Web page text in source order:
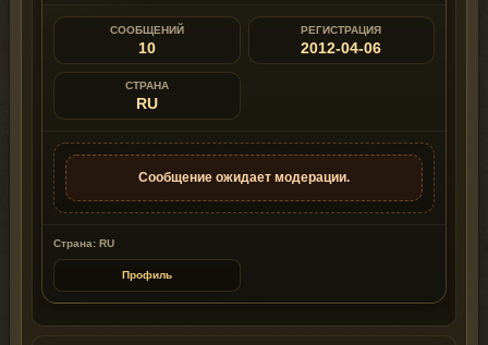
СООБЩЕНИЙ
10
РЕГИСТРАЦИЯ
2012-04-06
СТРАНА
RU
Сообщение ожидает модерации.
Страна: RU
Профиль